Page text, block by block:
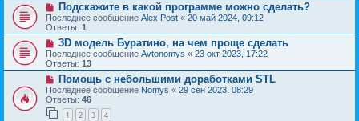
Подскажите в какой программе можно сделать?
Последнее сообщение Alex Post « 20 май 2024, 09:12
Ответы: 1
3D модель Буратино, на чем проще сделать
Последнее сообщение Avtonomys « 23 окт 2023, 17:22
Ответы: 13
Помощь с небольшими доработками STL
Последнее сообщение Nomys « 29 сен 2023, 08:29
Ответы: 46
1 2 3 4